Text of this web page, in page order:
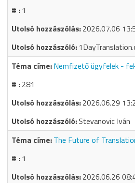
1
2026.07.06
Nemfizető ügyfelek -
281
2026.06.29
Stevanovic Iván
The Future of
1
2026.06.26